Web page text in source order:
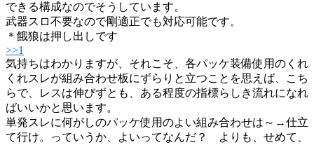
できる構成なのでそうしています。
武器スロ不要なので剛適正でも対応可能です。
＊餓狼は押し出しです
>>1
気持ちはわかりますが、それこそ、各パッケ装備使用のくれ
くれスレが組み合わせ板にずらりと立つことを思えば、こち
らで、レスは伸びずとも、ある程度の指標らしき流れになれ
ばいいかと思います。
単発スレに何がしのパッケ使用のよい組み合わせは～→仕立
て行け。っていうか、よいってなんだ？ よりも、せめて、